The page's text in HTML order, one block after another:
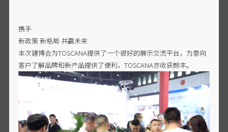
携手
新政策 新格局 共赢未来
本次建博会为TOSCANA提供了一个很好的展示交流平台，为意向
客户了解品牌和新产品提供了便利，TOSCANA亦收获颇丰。